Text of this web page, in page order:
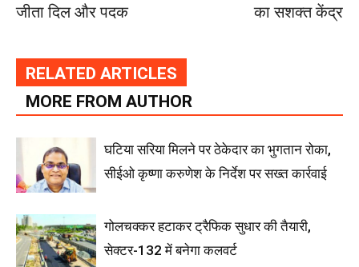
जीता दिल और पदक
का सशक्त केंद्र
RELATED ARTICLES
MORE FROM AUTHOR
घटिया सरिया मिलने पर ठेकेदार का भुगतान रोका,
सीईओ कृष्णा करुणेश के निर्देश पर सख्त कार्रवाई
गोलचक्कर हटाकर ट्रैफिक सुधार की तैयारी,
सेक्टर-132 में बनेगा कलवर्ट